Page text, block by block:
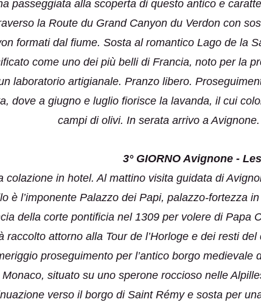
passeggiata alla scoperta di questo antico e
la Route du Grand Canyon du Verdon con
formati dal fiume. Sosta al romantico Lago de la
come uno dei più belli di Francia, noto per la
laboratorio artigianale. Pranzo libero.
dove a giugno e luglio fiorisce la lavanda, il cui
campi di olivi. In serata arrivo a
3° GIORNO Avignone -
colazione in hotel. Al mattino visita guidata di
è l’imponente Palazzo dei Papi, palazzo-fortezza
della corte pontificia nel 1309 per volere di Papa
raccolto attorno alla Tour de l’Horloge e dei resti
proseguimento per l’antico borgo
Monaco, situato su uno sperone roccioso nelle
verso il borgo di Saint Rémy e sosta per